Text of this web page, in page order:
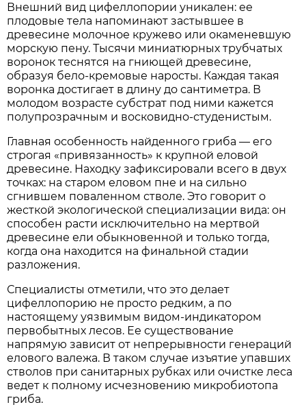
Внешний вид цифеллопории уникален: ее
плодовые тела напоминают застывшее в
древесине молочное кружево или окаменевшую
морскую пену. Тысячи миниатюрных трубчатых
воронок теснятся на гниющей древесине,
образуя бело-кремовые наросты. Каждая такая
воронка достигает в длину до сантиметра. В
молодом возрасте субстрат под ними кажется
полупрозрачным и восковидно-студенистым.
Главная особенность найденного гриба — его
строгая «привязанность» к крупной еловой
древесине. Находку зафиксировали всего в двух
точках: на старом еловом пне и на сильно
сгнившем поваленном стволе. Это говорит о
жесткой экологической специализации вида: он
способен расти исключительно на мертвой
древесине ели обыкновенной и только тогда,
когда она находится на финальной стадии
разложения.
Специалисты отметили, что это делает
цифеллопорию не просто редким, а по
настоящему уязвимым видом-индикатором
первобытных лесов. Ее существование
напрямую зависит от непрерывности генераций
елового валежа. В таком случае изъятие упавших
стволов при санитарных рубках или очистке леса
ведет к полному исчезновению микробиотопа
гриба.